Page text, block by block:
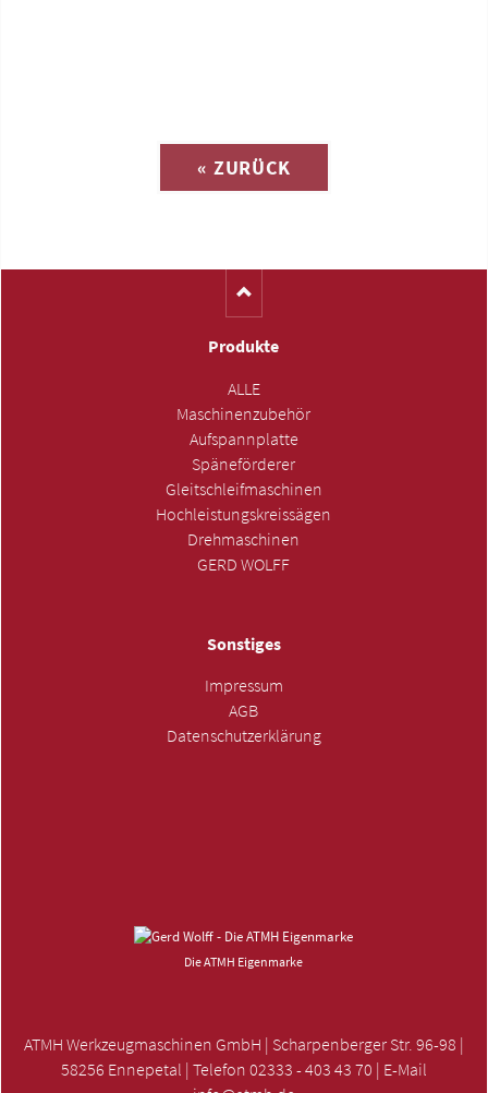
« ZURÜCK
Produkte
ALLE
Maschinenzubehör
Aufspannplatte
Späneförderer
Gleitschleifmaschinen
Hochleistungskreissägen
Drehmaschinen
GERD WOLFF
Sonstiges
Impressum
AGB
Datenschutzerklärung
Die ATMH Eigenmarke
ATMH Werkzeugmaschinen GmbH | Scharpenberger Str. 96-98 |
58256 Ennepetal | Telefon 02333 - 403 43 70 | E-Mail